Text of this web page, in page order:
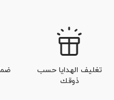
تغليف الهدايا حسب
ذوقك